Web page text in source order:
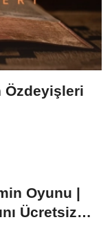
Özdeyişleri
Oyunu |
Ücretsiz